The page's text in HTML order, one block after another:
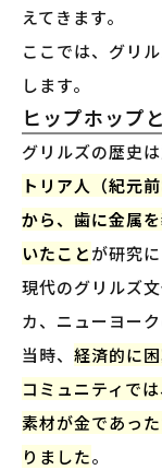
えてきます。
ここでは、グリ
します。
ヒップホップ
グリルズの歴史は
トリア人（紀元
から、歯に金属
いたことが研究
現代のグリルズ
カ、ニューヨー
当時、 経済的に
コミュニティで
素材が金であっ
りました。